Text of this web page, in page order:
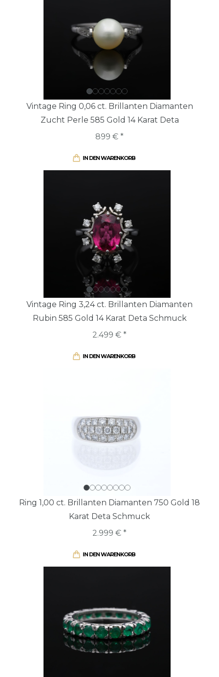
Vintage Ring 0,06 ct. Brillanten Diamanten
Zucht Perle 585 Gold 14 Karat Deta
899 € *
IN DEN WARENKORB
Vintage Ring 3,24 ct. Brillanten Diamanten
Rubin 585 Gold 14 Karat Deta Schmuck
2.499 € *
IN DEN WARENKORB
Ring 1,00 ct. Brillanten Diamanten 750 Gold 18
Karat Deta Schmuck
2.999 € *
IN DEN WARENKORB